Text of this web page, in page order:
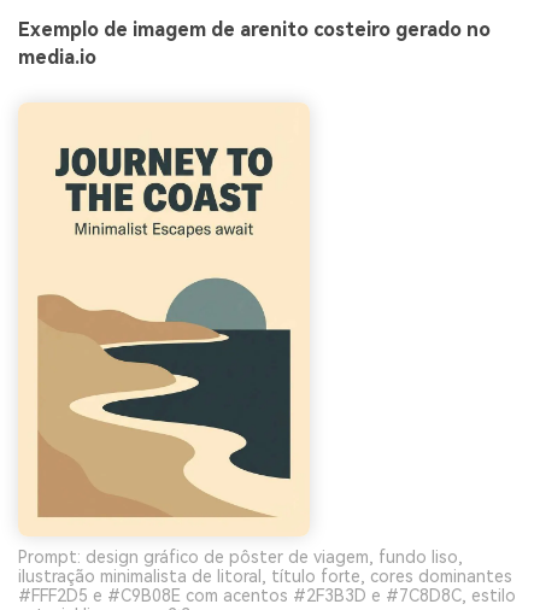
Exemplo de imagem de arenito costeiro gerado no
media.io
Prompt: design gráfico de pôster de viagem, fundo liso,
ilustração minimalista de litoral, título forte, cores dominantes
#FFF2D5 e #C9B08E com acentos #2F3B3D e #7C8D8C, estilo